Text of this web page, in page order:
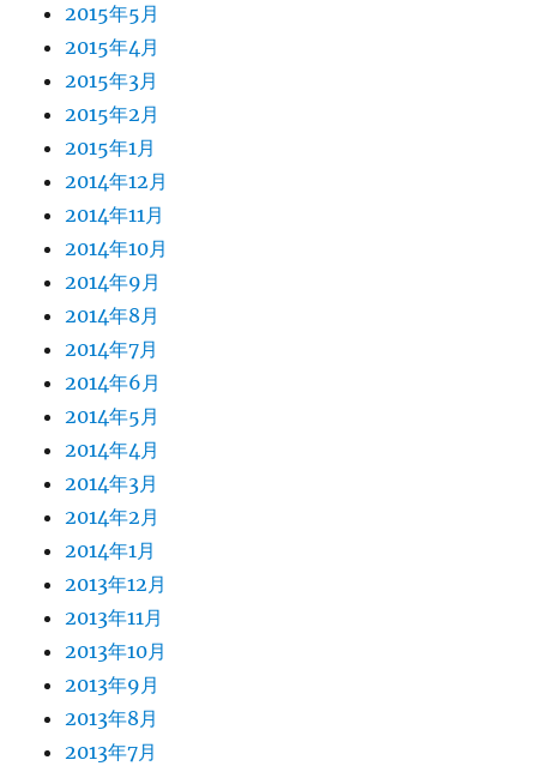
2015年5月
2015年4月
2015年3月
2015年2月
2015年1月
2014年12月
2014年11月
2014年10月
2014年9月
2014年8月
2014年7月
2014年6月
2014年5月
2014年4月
2014年3月
2014年2月
2014年1月
2013年12月
2013年11月
2013年10月
2013年9月
2013年8月
2013年7月